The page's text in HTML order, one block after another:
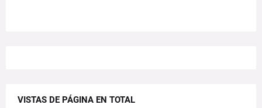
VISTAS DE PÁGINA EN TOTAL